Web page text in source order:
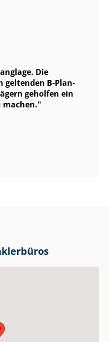
Die
geltenden B-Plan-
geholfen ein
machen.